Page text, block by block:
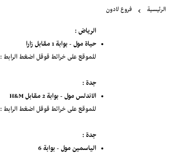
الرئيسية فروع لادون
الرياض :
حياة مول - بوابة 1 مقابل زارا
للموقع على خرائط قوقل اضغط الرابط :
جدة :
الاندلس مول - بوابة 2 مقابل H&M
للموقع على خرائط قوقل اضغط الرابط :
جدة :
الياسمين مول - بوابة 6